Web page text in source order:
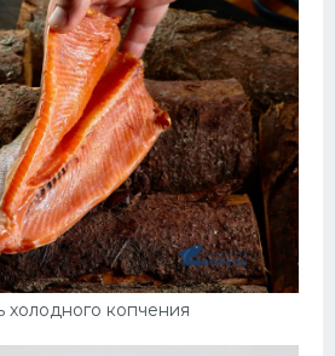
холодного копчения